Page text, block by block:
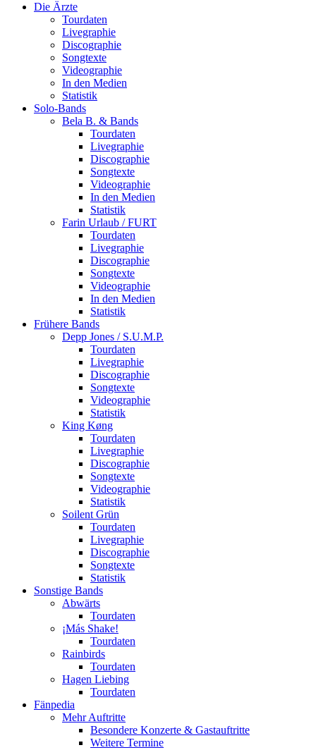
Die Ärzte
Tourdaten
Livegraphie
Discographie
Songtexte
Videographie
In den Medien
Statistik
Solo-Bands
Bela B. & Bands
Tourdaten
Livegraphie
Discographie
Songtexte
Videographie
In den Medien
Statistik
Farin Urlaub / FURT
Tourdaten
Livegraphie
Discographie
Songtexte
Videographie
In den Medien
Statistik
Frühere Bands
Depp Jones / S.U.M.P.
Tourdaten
Livegraphie
Discographie
Songtexte
Videographie
Statistik
King Køng
Tourdaten
Livegraphie
Discographie
Songtexte
Videographie
Statistik
Soilent Grün
Tourdaten
Livegraphie
Discographie
Songtexte
Statistik
Sonstige Bands
Abwärts
Tourdaten
¡Más Shake!
Tourdaten
Rainbirds
Tourdaten
Hagen Liebing
Tourdaten
Fänpedia
Mehr Auftritte
Besondere Konzerte & Gastauftritte
Weitere Termine